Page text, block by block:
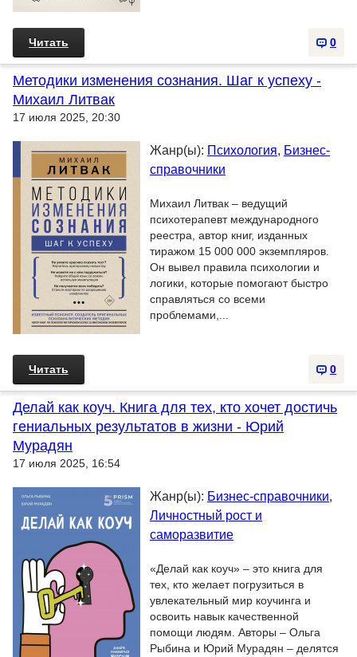
0
Читать
Методики изменения сознания. Шаг к успеху -
Михаил Литвак
17 июля 2025, 20:30
Жанр(ы): Психология, Бизнес-
справочники
Михаил Литвак – ведущий
психотерапевт международного
реестра, автор книг, изданных
тиражом 15 000 000 экземпляров.
Он вывел правила психологии и
логики, которые помогают быстро
справляться со всеми
проблемами,...
0
Читать
Делай как коуч. Книга для тех, кто хочет достичь
гениальных результатов в жизни - Юрий
Мурадян
17 июля 2025, 16:54
Жанр(ы): Бизнес-справочники,
Личностный рост и
саморазвитие
«Делай как коуч» – это книга для
тех, кто желает погрузиться в
увлекательный мир коучинга и
освоить навык качественной
помощи людям. Авторы – Ольга
Рыбина и Юрий Мурадян – делятся